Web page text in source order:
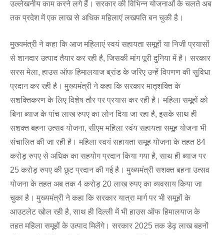
उल्लेखनीय काम करने लगे हैं। सरकार की विभिन्न योजनाओं के चलते अब
तक प्रदेश में एक लाख से अधिक महिलाएं लखपति बन चुकी है।
मुख्यमंत्री ने कहा कि आज महिलाएं स्वयं सहायता समूहों या निजी प्रयासों
से शानदार उत्पाद तैयार कर रही है, जिसकी मांग पूरी दुनिया में है। सरकार
सरस मेला, हाउस ऑफ हिमालयाज ब्रांड के जरिए उन्हें विपणण की सुविधा
प्रदान कर रही है। मुख्यमंत्री ने कहा कि सरकार मातृशक्ति के
सशक्तिकरण के लिए विशेष तौर पर प्रयास कर रही है। महिला समूहों को
बिना ब्याज के पांच लाख रुपए का लोन दिया जा रहा है, इसके साथ ही
सशक्त बहना उत्सव योजना, सीएम महिला स्वंय सहायता समूह योजना भी
संचालित की जा रही है। महिला स्वयं सहायता समूह योजना के तहत 84
करोड़ रुपए से अधिक का सहयोग प्रदान किया गया है, साथ ही ब्याज पर
25 करोड़ रुपए की छूट प्रदान की गई है। मुख्यमंत्री सशक्त बहना उत्सव
योजना के तहत अब तक 4 करोड़ 20 लाख रुपए का व्यवसाय किया जा
चुका है। मुख्यमंत्री ने कहा कि सरकार यात्रा मार्ग पर भी समूहों के
आउटलेट खोल रही है, साथ ही दिल्ली में भी हाउस ऑफ हिमालयाज के
तहत महिला समूहों के उत्पाद मिलेंगे। सरकार 2025 तक डेढ़ लाख बहनों